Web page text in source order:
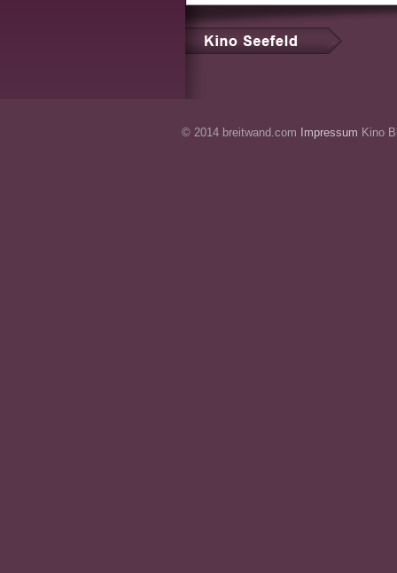
© 2014 breitwand.com Impressum Kino